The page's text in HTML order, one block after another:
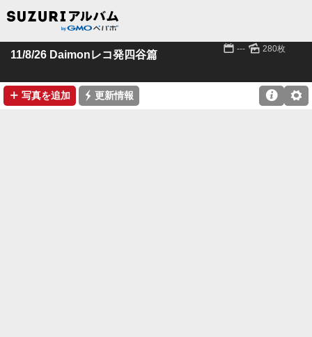
11/8/26 Daimonレコ発四谷篇 📅 --- 🌄 280枚
➕ 写真を追加 ⚡ 更新情報 ⚙
